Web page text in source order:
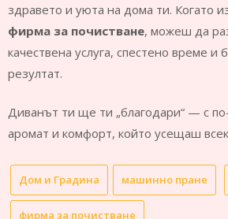
здравето и уюта на дома ти. Когато
фирма за почистване, можеш да
качествена услуга, спестено време и
резултат.
Диванът ти ще ти „благодари“ — с
аромат и комфорт, който усещаш
Дом и Градина машинно пране
фирма за почистване